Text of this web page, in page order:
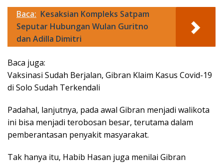
Baca: Kesaksian Kompleks Satpam
Seputar Hubungan Wulan Guritno
dan Adilla Dimitri
Baca juga:
Vaksinasi Sudah Berjalan, Gibran Klaim Kasus Covid-19
di Solo Sudah Terkendali
Padahal, lanjutnya, pada awal Gibran menjadi walikota
ini bisa menjadi terobosan besar, terutama dalam
pemberantasan penyakit masyarakat.
Tak hanya itu, Habib Hasan juga menilai Gibran